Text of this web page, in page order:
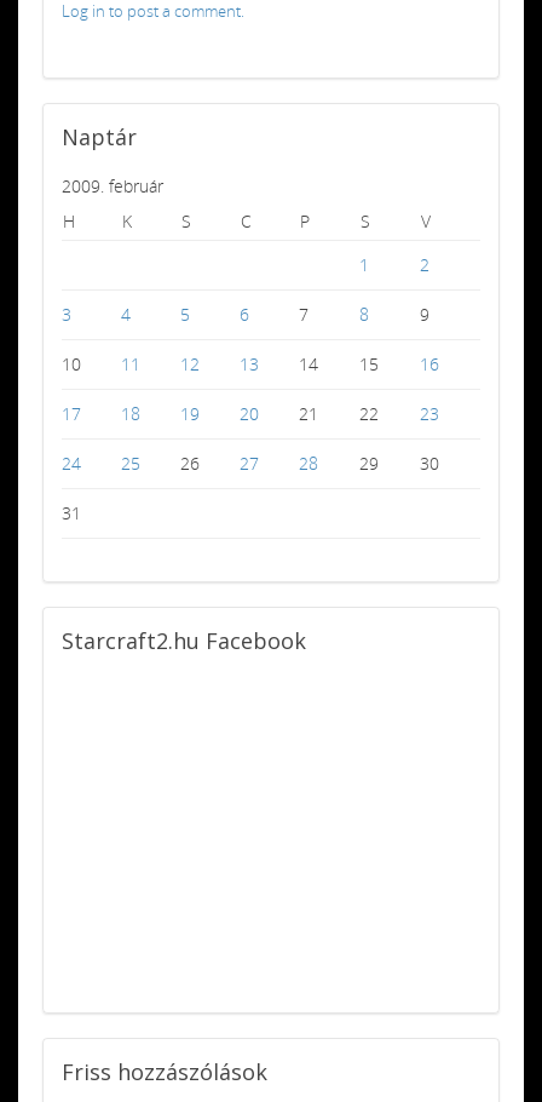
Log in to post a comment.
Naptár
2009. február
H
K S C P S
V
1
2
3 4 5 6 7 8 9
10 11 12 13 14 15 16
17 18 19 20 21 22 23
24 25 26 27 28 29 30
31
Starcraft2.hu Facebook
Friss hozzászólások